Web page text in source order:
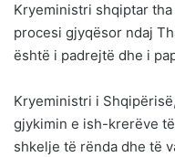
Kryeministri shqiptar
procesi gjyqësor ndaj
është i padrejtë dhe i
Kryeministri i
gjykimin e ish-krerëve
shkelje të rënda dhe të